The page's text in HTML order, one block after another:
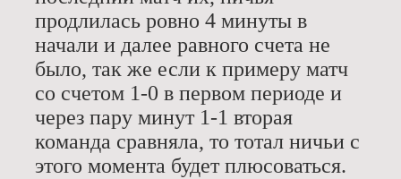
продлилась ровно 4 минуты в
начали и далее равного счета не
было, так же если к примеру матч
со счетом 1-0 в первом периоде и
через пару минут 1-1 вторая
команда сравняла, то тотал ничьи с
этого момента будет плюсоваться.